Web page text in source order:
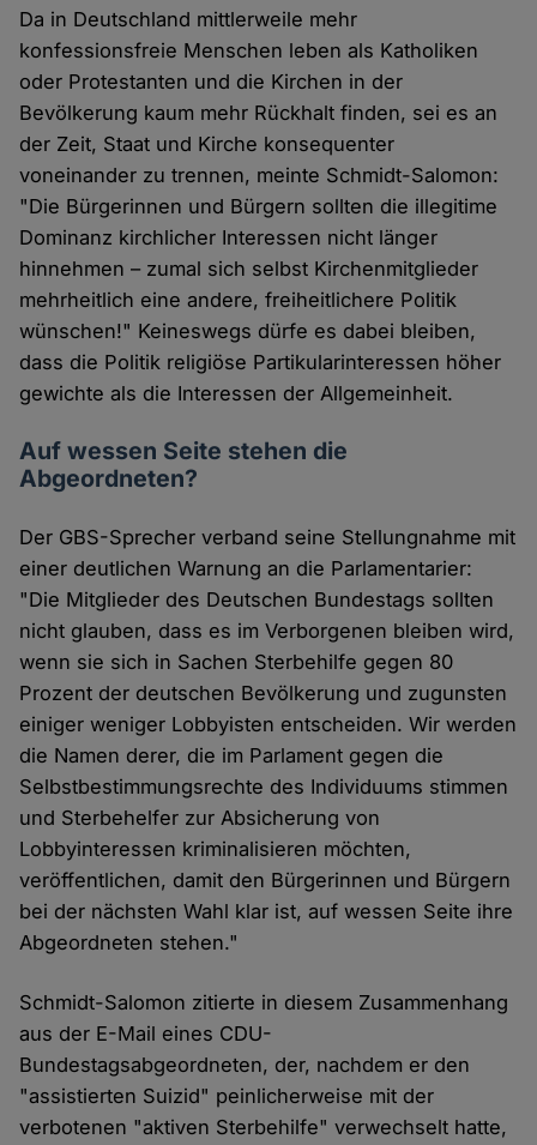
Da in Deutschland mittlerweile mehr
konfessionsfreie Menschen leben als Katholiken
oder Protestanten und die Kirchen in der
Bevölkerung kaum mehr Rückhalt finden, sei es an
der Zeit, Staat und Kirche konsequenter
voneinander zu trennen, meinte Schmidt-Salomon:
"Die Bürgerinnen und Bürgern sollten die illegitime
Dominanz kirchlicher Interessen nicht länger
hinnehmen – zumal sich selbst Kirchenmitglieder
mehrheitlich eine andere, freiheitlichere Politik
wünschen!" Keineswegs dürfe es dabei bleiben,
dass die Politik religiöse Partikularinteressen höher
gewichte als die Interessen der Allgemeinheit.
Auf wessen Seite stehen die
Abgeordneten?
Der GBS-Sprecher verband seine Stellungnahme mit
einer deutlichen Warnung an die Parlamentarier:
"Die Mitglieder des Deutschen Bundestags sollten
nicht glauben, dass es im Verborgenen bleiben wird,
wenn sie sich in Sachen Sterbehilfe gegen 80
Prozent der deutschen Bevölkerung und zugunsten
einiger weniger Lobbyisten entscheiden. Wir werden
die Namen derer, die im Parlament gegen die
Selbstbestimmungsrechte des Individuums stimmen
und Sterbehelfer zur Absicherung von
Lobbyinteressen kriminalisieren möchten,
veröffentlichen, damit den Bürgerinnen und Bürgern
bei der nächsten Wahl klar ist, auf wessen Seite ihre
Abgeordneten stehen."
Schmidt-Salomon zitierte in diesem Zusammenhang
aus der E-Mail eines CDU-
Bundestagsabgeordneten, der, nachdem er den
"assistierten Suizid" peinlicherweise mit der
verbotenen "aktiven Sterbehilfe" verwechselt hatte,